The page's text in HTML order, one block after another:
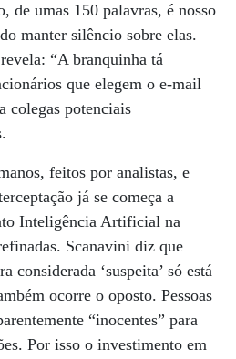
de umas 150 palavras, é nosso
manter silêncio sobre elas.
“A branquinha tá
que elegem o e-mail
colegas potenciais
feitos por analistas, e
já se começa a
Inteligência Artificial na
Scanavini diz que
considerada ‘suspeita’ só está
ocorre o oposto. Pessoas
“inocentes” para
Por isso o investimento em